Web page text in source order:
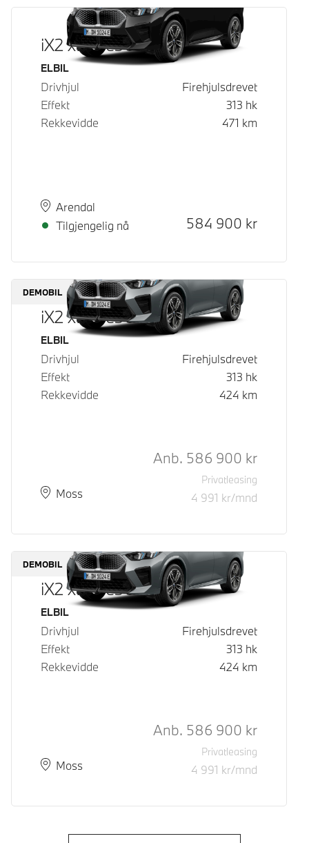
iX2 xDrive30
Drivstoff
ELBIL
Drivhjul
Firehjulsdrevet
Effekt
313 hk
Rekkevidde
471 km
PlassArendal
Leveringstid
Tilgjengelig nå
Kontantpris
584 900 kr
DEMOBIL
iX2 xDrive30
Drivstoff
ELBIL
Drivhjul
Firehjulsdrevet
Effekt
313 hk
Rekkevidde
424 km
PlassMoss
Leveringstid
Kontantpris
Anb. 586 900 kr
Privatleasing
4 991 kr/mnd
DEMOBIL
iX2 xDrive30
Drivstoff
ELBIL
Drivhjul
Firehjulsdrevet
Effekt
313 hk
Rekkevidde
424 km
PlassMoss
Leveringstid
Kontantpris
Anb. 586 900 kr
Privatleasing
4 991 kr/mnd